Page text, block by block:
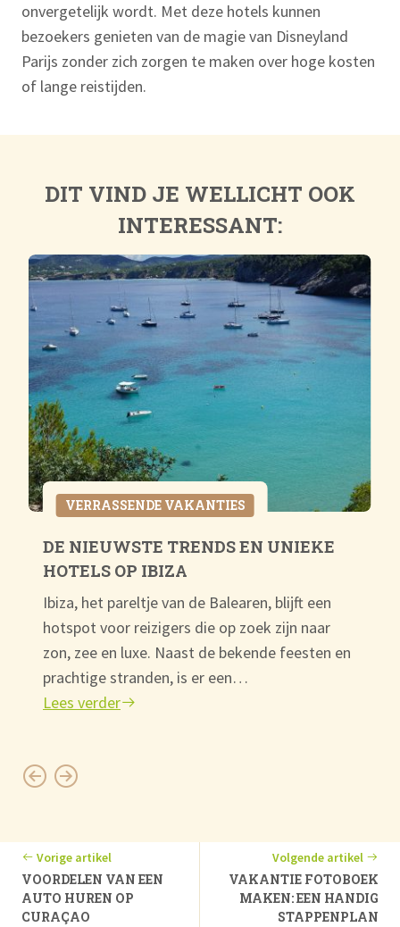
onvergetelijk wordt. Met deze hotels kunnen
bezoekers genieten van de magie van Disneyland
Parijs zonder zich zorgen te maken over hoge kosten
of lange reistijden.
DIT VIND JE WELLICHT OOK
INTERESSANT:
VERRASSENDE VAKANTIES
DE NIEUWSTE TRENDS EN UNIEKE
HOTELS OP IBIZA
Ibiza, het pareltje van de Balearen, blijft een
hotspot voor reizigers die op zoek zijn naar
zon, zee en luxe. Naast de bekende feesten en
prachtige stranden, is er een…
Lees verder
Vorige artikel
VOORDELEN VAN EEN
AUTO HUREN OP
CURAÇAO
Volgende artikel
VAKANTIE FOTOBOEK
MAKEN: EEN HANDIG
STAPPENPLAN